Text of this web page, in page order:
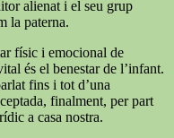
alienat i el seu grup
la paterna.
físic i emocional de
és el benestar de l’infant.
fins i tot d’una
finalment, per part
a casa nostra.